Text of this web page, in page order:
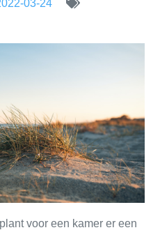
03-24
voor een kamer er een